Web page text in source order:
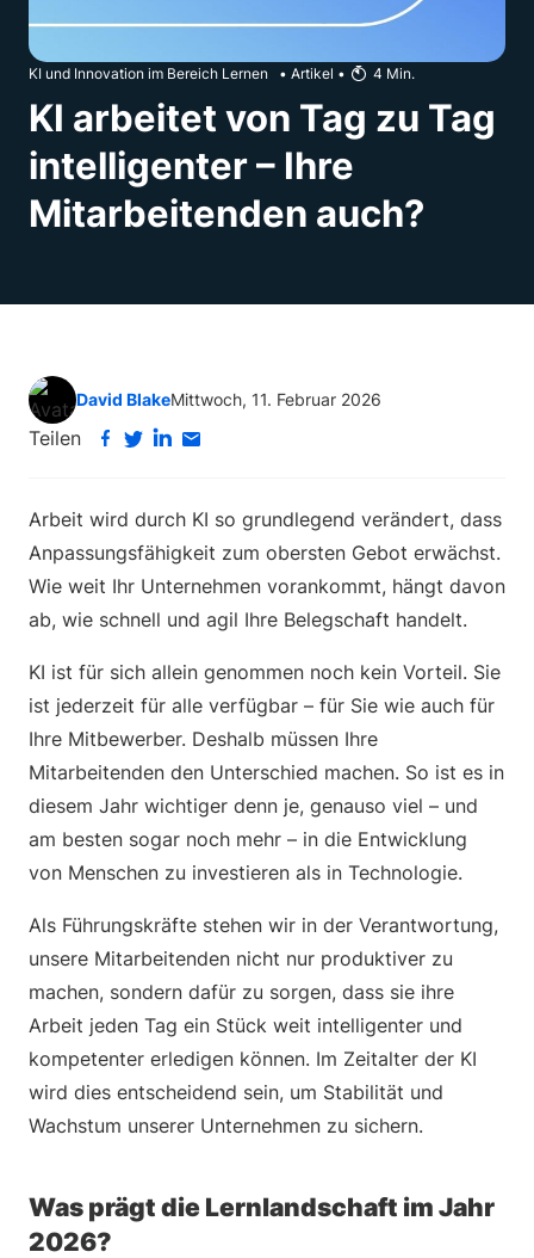
KI und Innovation im Bereich Lernen • Artikel • 4 Min.
KI arbeitet von Tag zu Tag
intelligenter – Ihre
Mitarbeitenden auch?
David BlakeMittwoch, 11. Februar 2026
Teilen
Arbeit wird durch KI so grundlegend verändert, dass
Anpassungsfähigkeit zum obersten Gebot erwächst.
Wie weit Ihr Unternehmen vorankommt, hängt davon
ab, wie schnell und agil Ihre Belegschaft handelt.
KI ist für sich allein genommen noch kein Vorteil. Sie
ist jederzeit für alle verfügbar – für Sie wie auch für
Ihre Mitbewerber. Deshalb müssen Ihre
Mitarbeitenden den Unterschied machen. So ist es in
diesem Jahr wichtiger denn je, genauso viel – und
am besten sogar noch mehr – in die Entwicklung
von Menschen zu investieren als in Technologie.
Als Führungskräfte stehen wir in der Verantwortung,
unsere Mitarbeitenden nicht nur produktiver zu
machen, sondern dafür zu sorgen, dass sie ihre
Arbeit jeden Tag ein Stück weit intelligenter und
kompetenter erledigen können. Im Zeitalter der KI
wird dies entscheidend sein, um Stabilität und
Wachstum unserer Unternehmen zu sichern.
Was prägt die Lernlandschaft im Jahr
2026?